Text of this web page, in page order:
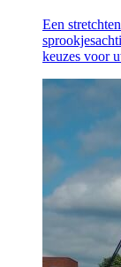
Een
keuzes voor